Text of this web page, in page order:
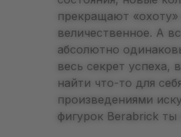
прекращают
величественное. А
абсолютно
весь секрет
найти что-то для
произведениями
фигурок Berabrick